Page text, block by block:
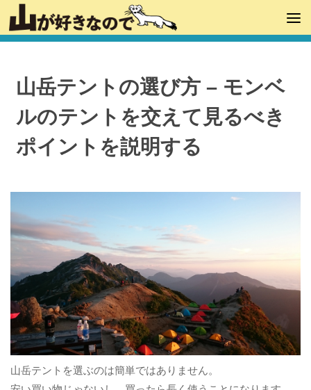
山岳テントの選び方 – モンベ
ルのテントを交えて見るべき
ポイントを説明する
山岳テントを選ぶのは簡単ではありません。